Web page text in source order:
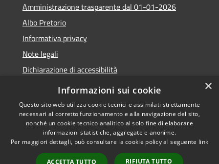
Amministrazione trasparente dal 01-01-2026
Albo Pretorio
Informativa privacy
Note legali
Dichiarazione di accessibilità
RSS
Accessibilità
Privacy
Copyright © 2026 • Comune di
Lapio • Powered by
Municipium•Accesso
redazione
×
Informazioni sui cookie
Questo sito web utilizza cookie tecnici e assimilati strettamente
necessari al corretto funzionamento e alla navigazione del sito,
nonché un cookie tecnico analitico al solo fine di elaborare
informazioni statistiche, aggregate e anonime.
Per maggiori dettagli, può consultare la cookie policy al seguente link
ACCETTA TUTTO RIFIUTA TUTTO